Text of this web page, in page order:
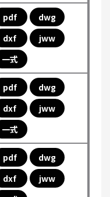
pdf
dwg
dxf
jww
一式
pdf
dwg
dxf
jww
一式
pdf
dwg
dxf
jww